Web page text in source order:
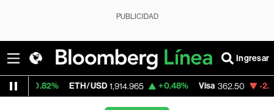
PUBLICIDAD
Ingresar
ETH/USD 1,914.965 +0.48% Visa 362.50 -2.15%